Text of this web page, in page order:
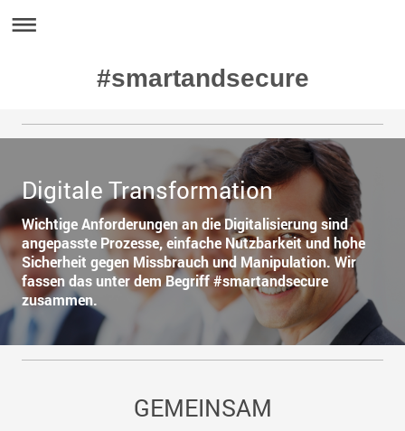
#smartandsecure
Digitale Transformation
Wichtige Anforderungen an die Digitalisierung sind
angepasste Prozesse, einfache Nutzbarkeit und hohe
Sicherheit gegen Missbrauch und Manipulation. Wir
fassen das unter dem Begriff #smartandsecure
zusammen.
GEMEINSAM